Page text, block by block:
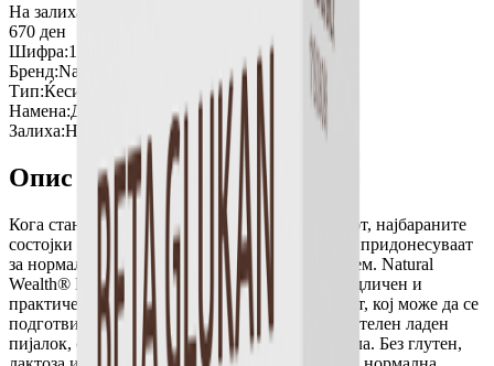
На залиха
670 ден
Шифра:1421899
Бренд:Natural Wealth
Тип:Ќесички за подготовка на напиток
Намена:Диететски производ
Залиха:На залиха
Опис
Кога станува збор за одржување на имунитетот, најбараните
состојки секако се витаминот Ц и цинкот, кои придонесуваат
за нормална функција на имунолошкиот систем. Natural
Wealth® Бета глукан со витамин Ц и цинк е одличен и
практичен пијалок за поддршка на имунитетот, кој може да се
подготви како освежителен топол или освежителен ладен
пијалок, со додаден мед и вкус на црна рибизла. Без глутен,